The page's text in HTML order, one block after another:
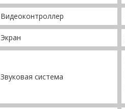
Видеоконтроллер
Экран
Звуковая система